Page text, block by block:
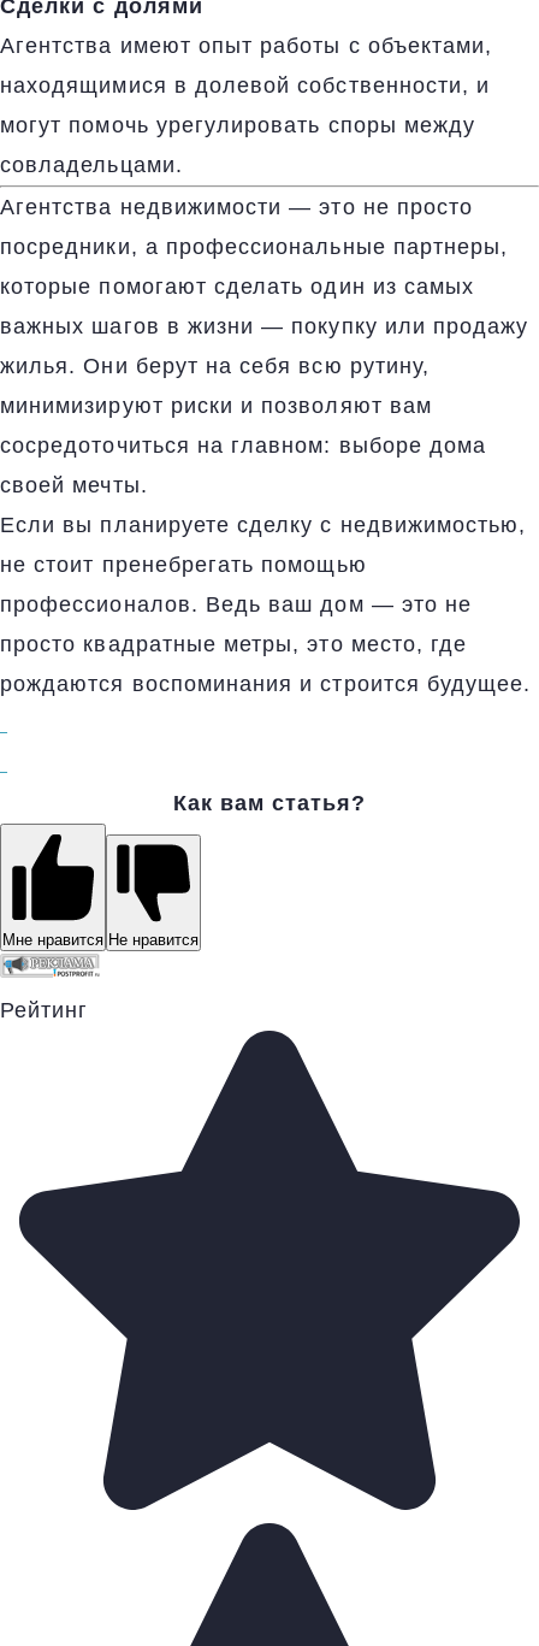
Сделки с долями
Агентства имеют опыт работы с объектами,
находящимися в долевой собственности, и
могут помочь урегулировать споры между
совладельцами.
Агентства недвижимости — это не просто
посредники, а профессиональные партнеры,
которые помогают сделать один из самых
важных шагов в жизни — покупку или продажу
жилья. Они берут на себя всю рутину,
минимизируют риски и позволяют вам
сосредоточиться на главном: выборе дома
своей мечты.
Если вы планируете сделку с недвижимостью,
не стоит пренебрегать помощью
профессионалов. Ведь ваш дом — это не
просто квадратные метры, это место, где
рождаются воспоминания и строится будущее.
Как вам статья?
Мне нравится Не нравится
Рейтинг